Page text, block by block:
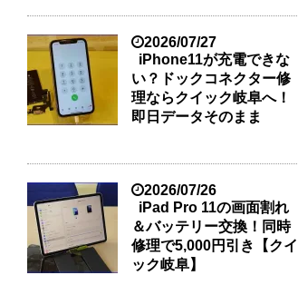
2026/07/27
iPhone11が充電できな
い？ドックコネクター修
理ならクイック岐阜へ！
即日データそのまま
2026/07/26
iPad Pro 11の画面割れ
＆バッテリー交換！同時
修理で5,000円引き【クイ
ック岐阜】